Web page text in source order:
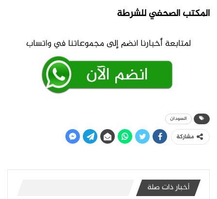
المكتب الصحفي للشرطة
السودان
مشاركة
أخبار ذات صلة